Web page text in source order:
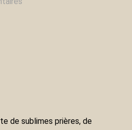
de sublimes prières, de